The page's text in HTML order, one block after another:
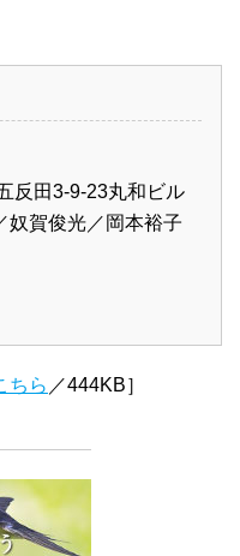
反田3-9-23丸和ビル
賀俊光／岡本裕子
ちら ／444KB］